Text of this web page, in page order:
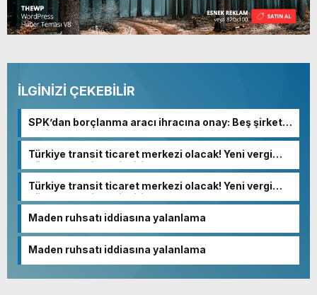
İLGİNİZİ ÇEKEBİLİR
SPK’dan borçlanma aracı ihracına onay: Beş şirkete
yeşil ışık
Türkiye transit ticaret merkezi olacak! Yeni vergi
düzenlemesindeki kritik detay…
Türkiye transit ticaret merkezi olacak! Yeni vergi
düzenlemesindeki kritik detay…
Maden ruhsatı iddiasına yalanlama
Maden ruhsatı iddiasına yalanlama